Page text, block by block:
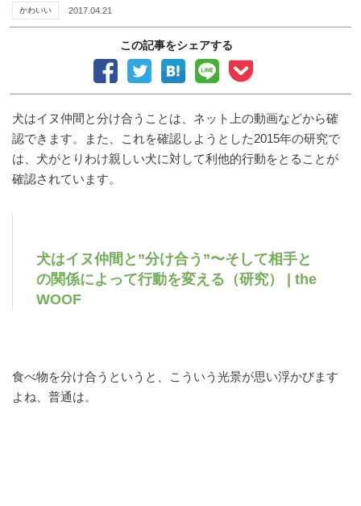
かわいい 2017.04.21
この記事をシェアする
犬はイヌ仲間と分け合うことは、ネット上の動画などから確
認できます。また、これを確認しようとした2015年の研究で
は、犬がとりわけ親しい犬に対して利他的行動をとることが
確認されています。
犬はイヌ仲間と”分け合う”〜そして相手と
の関係によって行動を変える（研究） | the
WOOF
食べ物を分け合うというと、こういう光景が思い浮かびます
よね、普通は。